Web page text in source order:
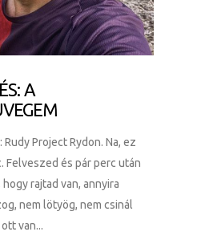
A
Project Rydon. Na, ez
Felveszed és pár perc után
rajtad van, annyira
nem lötyög, nem csinál
van...